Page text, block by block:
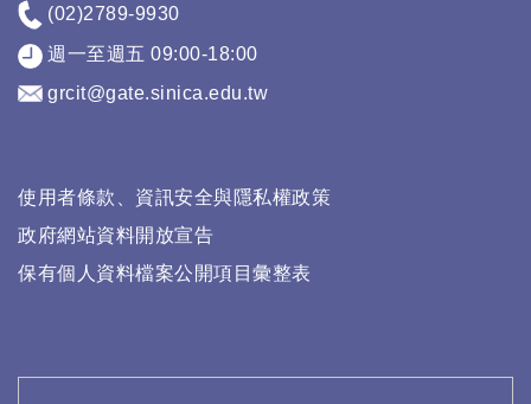
(02)2789-9930
週一至週五 09:00-18:00
grcit@gate.sinica.edu.tw
使用者條款、資訊安全與隱私權政策
政府網站資料開放宣告
保有個人資料檔案公開項目彙整表